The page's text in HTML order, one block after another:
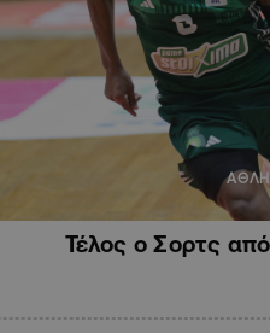
Τέλος ο Σορτς